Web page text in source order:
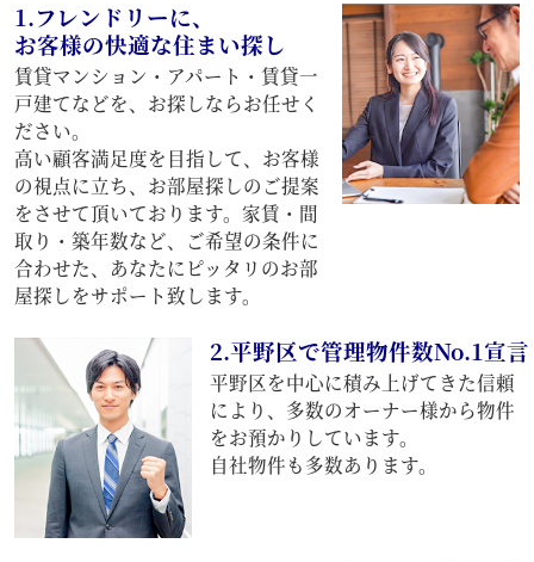
1.フレンドリーに、
お客様の快適な住まい探し
賃貸マンション・アパート・賃貸一
戸建てなどを、お探しならお任せく
ださい。
高い顧客満足度を目指して、お客様
の視点に立ち、お部屋探しのご提案
をさせて頂いております。家賃・間
取り・築年数など、ご希望の条件に
合わせた、あなたにピッタリのお部
屋探しをサポート致します。
2.平野区で管理物件数No.1宣言
平野区を中心に積み上げてきた信頼
により、多数のオーナー様から物件
をお預かりしています。
自社物件も多数あります。